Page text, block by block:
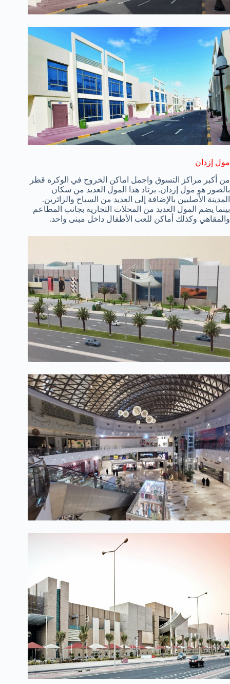
مول إزدان
من أكبر مراكز التسوق واجمل اماكن الخروج في الوكره قطر
بالصور هو مول إزدان. يرتاد هذا المول العديد من سكان
المدينة الأصليين بالإضافة إلى العديد من السياح والزائرين.
بينما يضم المول العديد من المحلات التجارية بجانب المطاعم
والمقاهي وكذلك أماكن للعب الأطفال داخل مبنى واحد.